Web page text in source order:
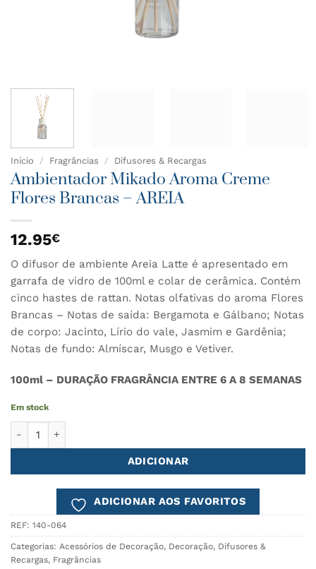
Início / Fragrâncias / Difusores & Recargas
Ambientador Mikado Aroma Creme
Flores Brancas – AREIA
12.95€
O difusor de ambiente Areia Latte é apresentado em
garrafa de vidro de 100ml e colar de cerâmica. Contém
cinco hastes de rattan. Notas olfativas do aroma Flores
Brancas – Notas de saída: Bergamota e Gálbano; Notas
de corpo: Jacinto, Lírio do vale, Jasmim e Gardênia;
Notas de fundo: Almíscar, Musgo e Vetiver.
100ml – DURAÇÃO FRAGRÂNCIA ENTRE 6 A 8 SEMANAS
Em stock
ADICIONAR
ADICIONAR AOS FAVORITOS
REF: 140-064
Categorias: Acessórios de Decoração, Decoração, Difusores &
Recargas, Fragrâncias